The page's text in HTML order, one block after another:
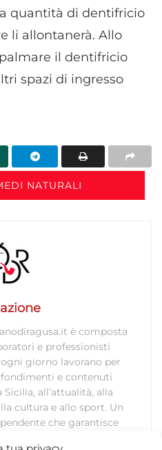
quantità di dentifricio
li allontanerà. Allo
il dentifricio
spazi di ingresso
NATURALI
è composta
e professionisti
giorno lavorano per
e contenuti
all’attualità, alla
cultura e allo sport. Un
che garantisce